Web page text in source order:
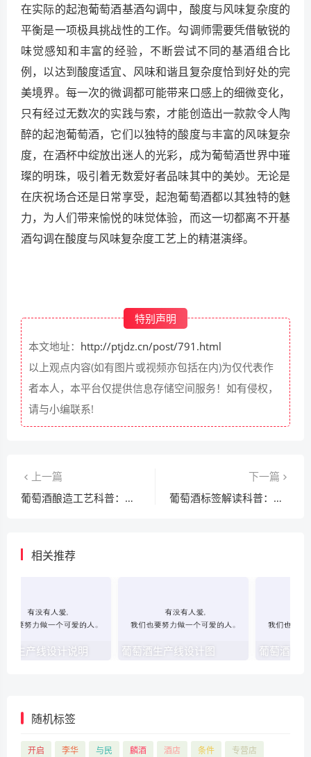
在实际的起泡葡萄酒基酒勾调中，酸度与风味复杂度的
平衡是一项极具挑战性的工作。勾调师需要凭借敏锐的
味觉感知和丰富的经验，不断尝试不同的基酒组合比
例，以达到酸度适宜、风味和谐且复杂度恰到好处的完
美境界。每一次的微调都可能带来口感上的细微变化，
只有经过无数次的实践与索，才能创造出一款款令人陶
醉的起泡葡萄酒，它们以独特的酸度与丰富的风味复杂
度，在酒杯中绽放出迷人的光彩，成为葡萄酒世界中璀
璨的明珠，吸引着无数爱好者品味其中的美妙。无论是
在庆祝场合还是日常享受，起泡葡萄酒都以其独特的魅
力，为人们带来愉悦的味觉体验，而这一切都离不开基
酒勾调在酸度与风味复杂度工艺上的精湛演绎。
特别声明
本文地址： http://ptjdz.cn/post/791.html
以上观点内容(如有图片或视频亦包括在内)为仅代表作
者本人，本平台仅提供信息存储空间服务！如有侵权，
请与小编联系!
上一篇
葡萄酒酿造工艺科普：揭秘葡萄酒的诞生过程​
下一篇
葡萄酒标签解读科普：教你看懂葡萄酒标签信息​
相关推荐
酒生产线设计说明 葡萄酒生产线设计图
随机标签
开启 李华 与民 麟酒 酒店 条件 专营店